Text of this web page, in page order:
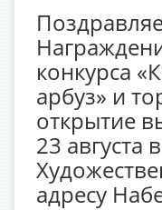
конкурса
арбуз» и
открытие
23 августа
адресу